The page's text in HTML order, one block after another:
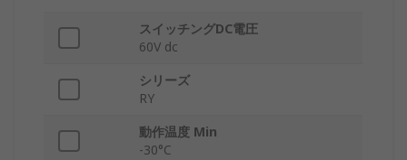
スイッチングDC電圧
60V dc
シリーズ
RY
動作温度 Min
-30°C